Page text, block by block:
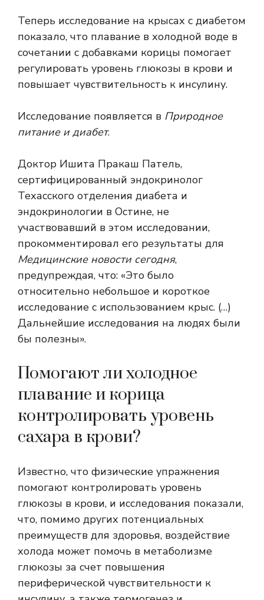
Теперь исследование на крысах с диабетом
показало, что плавание в холодной воде в
сочетании с добавками корицы помогает
регулировать уровень глюкозы в крови и
повышает чувствительность к инсулину.
Исследование появляется в Природное
питание и диабет.
Доктор Ишита Пракаш Патель,
сертифицированный эндокринолог
Техасского отделения диабета и
эндокринологии в Остине, не
участвовавший в этом исследовании,
прокомментировал его результаты для
Медицинские новости сегодня,
предупреждая, что: «Это было
относительно небольшое и короткое
исследование с использованием крыс. (…)
Дальнейшие исследования на людях были
бы полезны».
Помогают ли холодное
плавание и корица
контролировать уровень
сахара в крови?
Известно, что физические упражнения
помогают контролировать уровень
глюкозы в крови, и исследования показали,
что, помимо других потенциальных
преимуществ для здоровья, воздействие
холода может помочь в метаболизме
глюкозы за счет повышения
периферической чувствительности к